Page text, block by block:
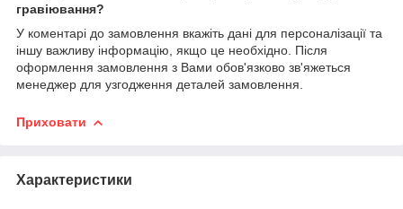
гравіювання?
У коментарі до замовлення вкажіть дані для персоналізації та
іншу важливу інформацію, якщо це необхідно. Після
оформлення замовлення з Вами обов'язково зв'яжеться
менеджер для узгодження деталей замовлення.
Приховати
Характеристики